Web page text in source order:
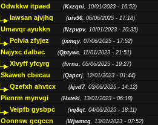
Odwkkw itpaed (Kxzqni, 10/01/2023 - 16:52)
Iawsan ajvjhq (uiv96, 06/06/2025 - 17:18)
Umavqr ayukkn (Nzpvpv, 10/01/2023 - 20:35)
Pcivia zfyjez (jxmqy, 07/06/2025 - 17:52)
Najyxc dalbac (Qptywc, 11/01/2023 - 21:51)
Xlvyff yfcyrg (fvrnu, 05/06/2025 - 19:27)
Skaweh cbecau (Qapcrj, 12/01/2023 - 01:44)
Qzefxh ahvtcx (kjvd7, 03/06/2025 - 14:12)
Pienrm mynvgi (Hxteki, 13/01/2023 - 06:18)
Veipfb gysbpc (vq8qt, 04/06/2025 - 18:11)
Oonnsw gcgccn (Wjwmcg, 13/01/2023 - 07:52)